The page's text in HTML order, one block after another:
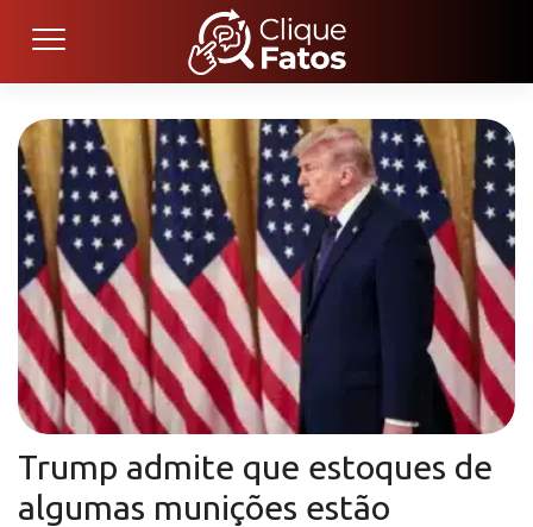
Trump admite que estoques de
algumas munições estão